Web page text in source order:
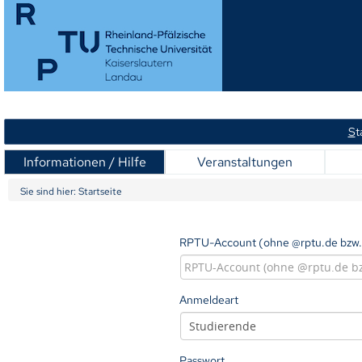
S
Informationen / Hilfe Veranstaltungen
Sie sind hier: Startseite
RPTU-Account (ohne @rptu.de
Anmeldeart